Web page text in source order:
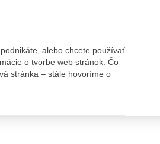
alebo chcete používať
o tvorbe web stránok. Čo
stránka – stále hovoríme o